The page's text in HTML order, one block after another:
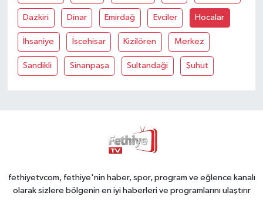
Dazkiri Dinar Emirdağ Evciler Hocalar
İhsaniye İscehisar Kizilören Merkez
Sandikli Sinanpaşa Sultandaği Şuhut
fethiyetvcom, fethiye'nin haber, spor, program ve eğlence kanalı
olarak sizlere bölgenin en iyi haberleri ve programlarını ulaştırır